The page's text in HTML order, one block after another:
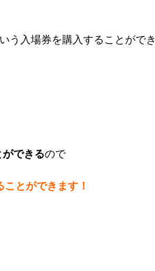
う入場券を購入することがで
ができるので
とができます！